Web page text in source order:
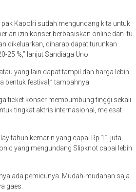
pak Kapolri sudah mengundang kita untuk
izin konser berbasiskan online dan itu
dikeluarkan, diharap dapat turunkan
25 %,” lanjut Sandiaga Uno.
yang lain dapat tampil dan harga lebih
bentuk festival,” tambahnya.
ticket konser membumbung tinggi sekali
tingkat aktris internasional, melesat
tahun kemarin yang capai Rp 11 juta,
yang mengundang Slipknot capai lebih
ada pemicunya. Mudah-mudahan saja
gaes.